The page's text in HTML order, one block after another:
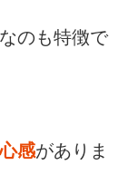
のも特徴で
感がありま